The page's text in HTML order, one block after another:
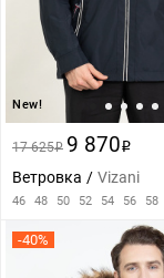
New!
17 625i 9 870i
Ветровка Vizani
46 48 50 52 54 56 58
-40%